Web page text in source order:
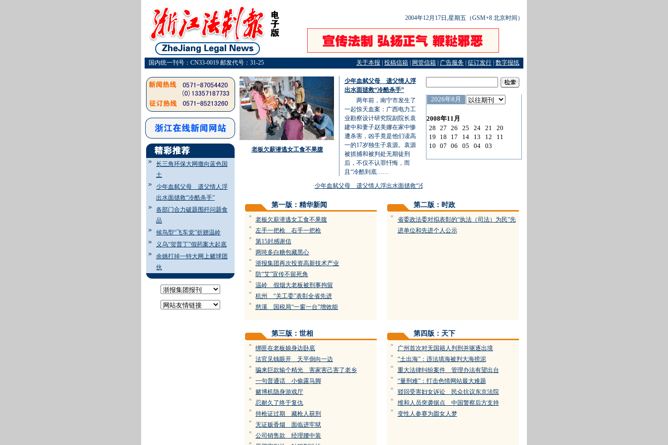
2004年12月17日,星期五（GSM+8 北京时间）
国内统一刊号：CN33-0019 邮发代号：31-25 关于本报 投稿信箱 网管信箱 广告服务 征订发行 数字报纸
长三角环保大网撒向蓝色国
土
少年血弑父母 遗父情人浮
出水面拯救“冷酷杀手”
各部门合力破题围歼问题食
品
候鸟型“飞车党”折翅温岭
义乌“贺普丁”假药案大起底
余姚打掉一特大网上赌球团
伙
老板欠薪潜逃女工食不果腹
少年血弑父母 遗父情人浮
出水面拯救“冷酷杀手”
两年前，南宁市发生了
一起惊天血案：广西电力工
业勘察设计研究院副院长袁
建中和妻子赵美娜在家中惨
遭杀害，凶手竟是他们读高
一的17岁独生子袁源。袁源
被抓捕和被判处无期徒刑
后，不仅不认罪忏悔，而
且“冷酷到底……
少年血弑父母 遗父情人浮出水面拯救“冷酷杀手”
第一版：精华新闻
= 老板欠薪潜逃女工食不果腹
= 左手一把枪 右手一把枪
= 第15封感谢信
= 两吨多白糖包藏黑心
= 浙报集团再次投资高新技术产业
= 防“艾”宣传不留死角
= 温岭 假烟大老板被刑事拘留
= 杭州 “关工委”表彰全省先进
= 慈溪 国税局“一窗一台”增效能
第二版：时政
=
省委政法委对拟表彰的“执法（司法）为民”先
进单位和先进个人公示
第三版：世相
= 绑匪在老板娘身边卧底
= 法官见钱眼开 天平倒向一边
= 骗来巨款输个精光 害家害己害了老乡
= 一句普通话 小偷露马脚
= 赌博机隐身游戏厅
= 忍耐久了终于复仇
= 持枪证过期 藏枪人获刑
= 无证贩香烟 面临进牢狱
= 公司销售款 经理腰中装
=
第四版：天下
= 广州首次对无国籍人判刑并驱逐出境
= “土出海”：违法填海被判大海捞泥
= 重大法律纠纷案件 管理办法有望出台
= “量刑难”：打击色情网站最大难题
= 驳回受害妇女诉讼 民众抗议东京法院
= 维和人员突袭据点 中国警察后方支持
= 变性人参赛为圆女人梦